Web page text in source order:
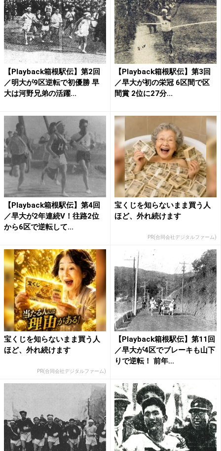
【Playback箱根駅伝】第2回
／明大が9区逆転で初優勝 早
大は河野兄弟の活躍...
【Playback箱根駅伝】第3回
／早大が初の栄冠 6区間で区
間賞 2位に27分...
【Playback箱根駅伝】第4回
／早大が2年連続V！往路2位
から6区で逆転して...
宝くじを知らないまま買う人
ほど、外れ続けます
PR(合同会社デジタルファーム)
宝くじを知らないまま買う人
ほど、外れ続けます
PR(合同会社デジタルファーム)
【Playback箱根駅伝】第11回
／早大が4区でブレーキも山下
りで逆転！ 前年...